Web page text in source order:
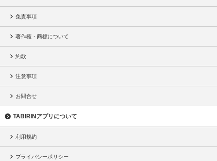
免責事項
著作権・商標について
約款
注意事項
お問合せ
TABIRINアプリについて
利用規約
プライバシーポリシー